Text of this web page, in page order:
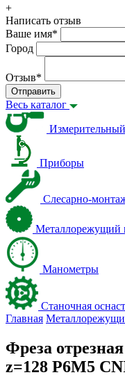
+
Написать отзыв
Ваше имя*
Город
Отзыв*
Отправить
Весь каталог
Приборы
Слесарно-
Металлорежущий
Манометры
Станочная
Главная
Фреза
z=128 Р6М5